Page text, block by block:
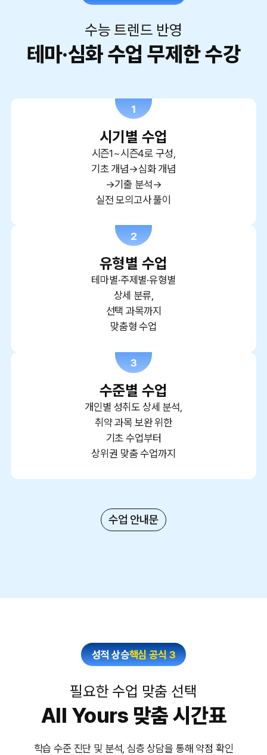
수능 트렌드 반영
테마·심화 수업 무제한 수강
1
시기별 수업
시즌1~시즌4로 구성,
기초 개념→심화 개념
→기출 분석→
실전 모의고사 풀이
2
유형별 수업
테마별·주제별·유형별
상세 분류,
선택 과목까지
맞춤형 수업
3
수준별 수업
개인별 성취도 상세 분석,
취약 과목 보완 위한
기초 수업부터
상위권 맞춤 수업까지
수업 안내문
성적 상승핵심 공식 3
필요한 수업 맞춤 선택
All Yours 맞춤 시간표
학습 수준 진단 및 분석, 심층 상담을 통해 약점 확인